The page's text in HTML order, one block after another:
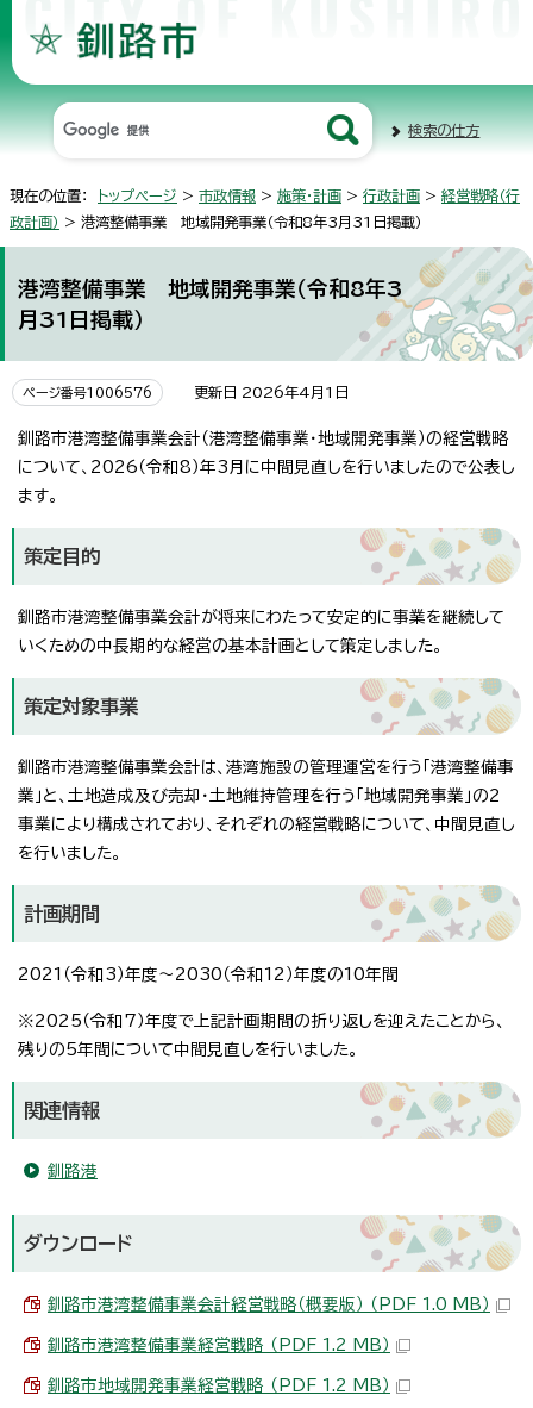
検索の仕方
現在の位置： トップページ > 市政情報 > 施策・計画 > 行政計画 > 経営戦略（行
政計画） > 港湾整備事業 地域開発事業（令和8年3月31日掲載）
港湾整備事業 地域開発事業（令和8年3
月31日掲載）
ページ番号1006576 更新日 2026年4月1日
釧路市港湾整備事業会計（港湾整備事業・地域開発事業）の経営戦略
について、2026（令和8）年3月に中間見直しを行いましたので公表し
ます。
策定目的
釧路市港湾整備事業会計が将来にわたって安定的に事業を継続して
いくための中長期的な経営の基本計画として策定しました。
策定対象事業
釧路市港湾整備事業会計は、港湾施設の管理運営を行う「港湾整備事
業」と、土地造成及び売却・土地維持管理を行う「地域開発事業」の2
事業により構成されており、それぞれの経営戦略について、中間見直し
を行いました。
計画期間
2021（令和3）年度～2030（令和12）年度の10年間
※2025（令和7）年度で上記計画期間の折り返しを迎えたことから、
残りの5年間について中間見直しを行いました。
関連情報
釧路港
ダウンロード
釧路市港湾整備事業会計経営戦略（概要版） （PDF 1.0 MB）
釧路市港湾整備事業経営戦略 （PDF 1.2 MB）
釧路市地域開発事業経営戦略 （PDF 1.2 MB）